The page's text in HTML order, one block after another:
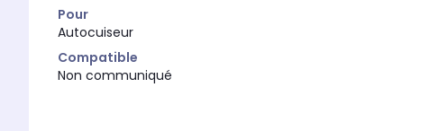
Pour
Autocuiseur
Compatible
Non communiqué